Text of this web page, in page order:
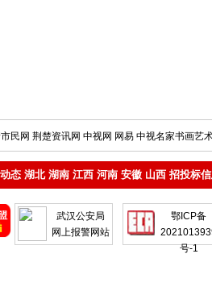
民网 荆楚资讯网 中视网 网易 中视名家书画艺
态 湖北 湖南 江西 河南 安徽 山西 招投标
武汉公安局
网上报警网站
鄂ICP备
号-1